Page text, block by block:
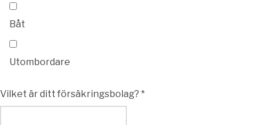
Båt
Utombordare
Vilket är ditt försäkringsbolag? *